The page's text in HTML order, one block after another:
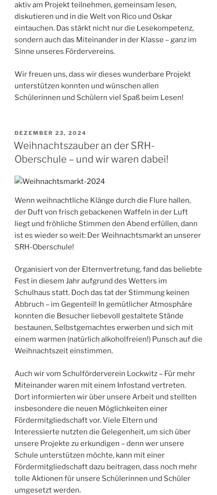
aktiv am Projekt teilnehmen, gemeinsam lesen,
diskutieren und in die Welt von Rico und Oskar
eintauchen. Das stärkt nicht nur die Lesekompetenz,
sondern auch das Miteinander in der Klasse – ganz im
Sinne unseres Fördervereins.
Wir freuen uns, dass wir dieses wunderbare Projekt
unterstützen konnten und wünschen allen
Schülerinnen und Schülern viel Spaß beim Lesen!
VERÖFFENTLICHT
AM
DEZEMBER 23, 2024
Weihnachtszauber an der SRH-
Oberschule – und wir waren dabei!
Wenn weihnachtliche Klänge durch die Flure hallen,
der Duft von frisch gebackenen Waffeln in der Luft
liegt und fröhliche Stimmen den Abend erfüllen, dann
ist es wieder so weit: Der Weihnachtsmarkt an unserer
SRH-Oberschule!
Organisiert von der Elternvertretung, fand das beliebte
Fest in diesem Jahr aufgrund des Wetters im
Schulhaus statt. Doch das tat der Stimmung keinen
Abbruch – im Gegenteil! In gemütlicher Atmosphäre
konnten die Besucher liebevoll gestaltete Stände
bestaunen, Selbstgemachtes erwerben und sich mit
einem warmen (natürlich alkoholfreien!) Punsch auf die
Weihnachtszeit einstimmen.
Auch wir vom Schulförderverein Lockwitz – Für mehr
Miteinander waren mit einem Infostand vertreten.
Dort informierten wir über unsere Arbeit und stellten
insbesondere die neuen Möglichkeiten einer
Fördermitgliedschaft vor. Viele Eltern und
Interessierte nutzten die Gelegenheit, um sich über
unsere Projekte zu erkundigen – denn wer unsere
Schule unterstützen möchte, kann mit einer
Fördermitgliedschaft dazu beitragen, dass noch mehr
tolle Aktionen für unsere Schülerinnen und Schüler
umgesetzt werden.